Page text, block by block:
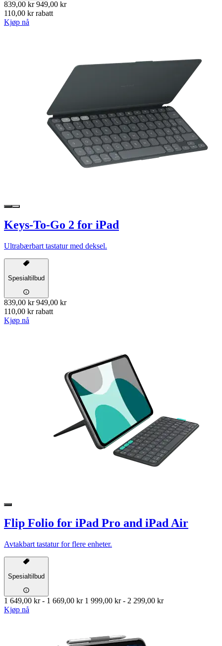
839,00 kr 949,00 kr
110,00 kr rabatt
Kjøp nå
Keys-To-Go 2 for iPad
Ultrabærbart tastatur med deksel.
Spesialtilbud
839,00 kr 949,00 kr
110,00 kr rabatt
Kjøp nå
Flip Folio for iPad Pro and iPad Air
Avtakbart tastatur for flere enheter.
Spesialtilbud
1 649,00 kr- 1 669,00 kr 1 999,00 kr- 2 299,00 kr
Kjøp nå